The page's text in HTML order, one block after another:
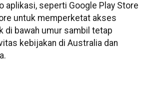
aplikasi, seperti Google Play Store
untuk memperketat akses
di bawah umur sambil tetap
kebijakan di Australia dan